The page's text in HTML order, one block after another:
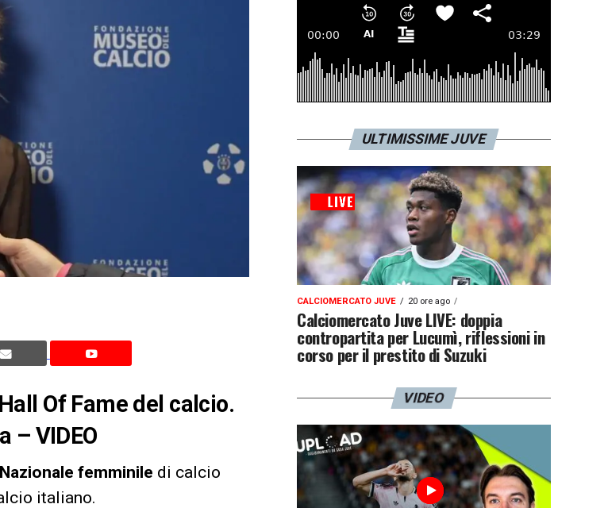
Of Fame del calcio.
– VIDEO
Nazionale femminile di calcio
italiano.
ULTIMISSIME JUVE
CALCIOMERCATO JUVE 20 ore ago
Calciomercato Juve LIVE: doppia
contropartita per Lucumì, riflessioni in
corso per il prestito di Suzuki
VIDEO